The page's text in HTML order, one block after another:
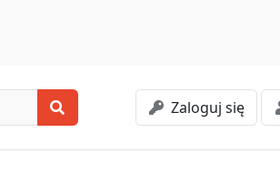
Zaloguj się